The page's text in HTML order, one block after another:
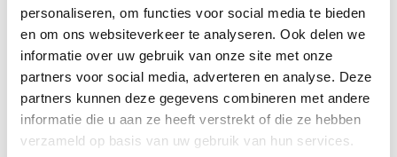
personaliseren, om functies voor social media te bieden
en om ons websiteverkeer te analyseren. Ook delen we
informatie over uw gebruik van onze site met onze
partners voor social media, adverteren en analyse. Deze
partners kunnen deze gegevens combineren met andere
informatie die u aan ze heeft verstrekt of die ze hebben
verzameld op basis van uw gebruik van hun services.
999 499 1.799 829
Reviews